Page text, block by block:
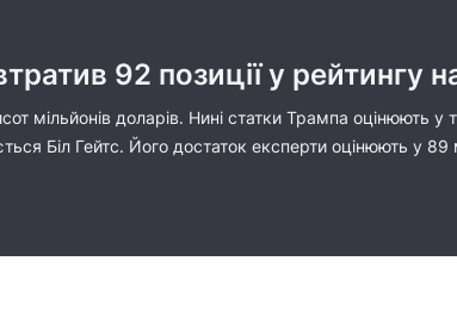
92 позиції у
мільйонів доларів. Нині статки Трампа оцінюють
Біл Гейтс. Його достаток експерти оцінюють у 89